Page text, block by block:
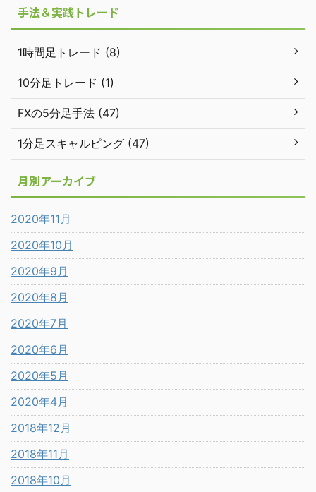
手法＆実践トレード
1時間足トレード (8)
10分足トレード (1)
FXの5分足手法 (47)
1分足スキャルピング (47)
月別アーカイブ
2020年11月
2020年10月
2020年9月
2020年8月
2020年7月
2020年6月
2020年5月
2020年4月
2018年12月
2018年11月
2018年10月